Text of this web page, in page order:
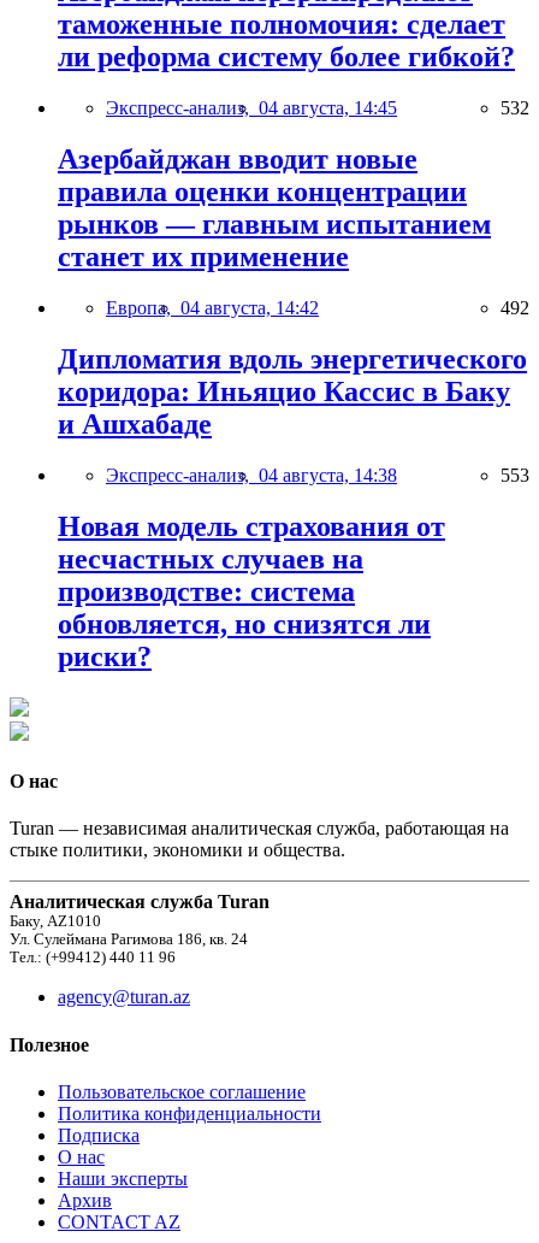
таможенные полномочия: сделает
ли реформа систему более гибкой?
Экспресс-анализ, 04 августа, 14:45 532
Азербайджан вводит новые
правила оценки концентрации
рынков — главным испытанием
станет их применение
Европа, 04 августа, 14:42 492
Дипломатия вдоль энергетического
коридора: Иньяцио Кассис в Баку
и Ашхабаде
Экспресс-анализ, 04 августа, 14:38 553
Новая модель страхования от
несчастных случаев на
производстве: система
обновляется, но снизятся ли
риски?
О нас
Turan — независимая аналитическая служба, работающая на
стыке политики, экономики и общества.
Аналитическая служба Turan
Баку, AZ1010
Ул. Сулеймана Рагимова 186, кв. 24
Тел.: (+99412) 440 11 96
agency@turan.az
Полезное
Пользовательское соглашение
Политика конфиденциальности
Подписка
О нас
Наши эксперты
Архив
CONTACT AZ